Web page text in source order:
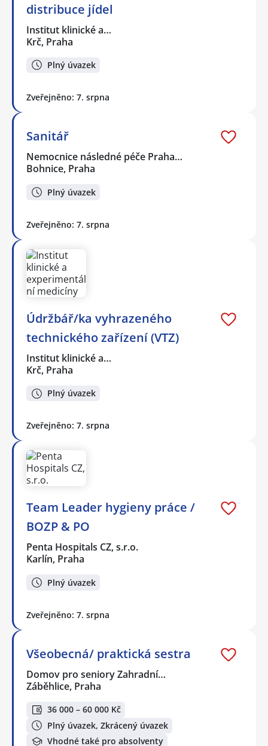
distribuce jídel
Institut klinické a…
Krč, Praha
Plný úvazek
Zveřejněno: 7. srpna
Sanitář
Nemocnice následné péče Praha…
Bohnice, Praha
Plný úvazek
Zveřejněno: 7. srpna
Údržbář/ka vyhrazeného
technického zařízení (VTZ)
Institut klinické a…
Krč, Praha
Plný úvazek
Zveřejněno: 7. srpna
Team Leader hygieny práce /
BOZP & PO
Penta Hospitals CZ, s.r.o.
Karlín, Praha
Plný úvazek
Zveřejněno: 7. srpna
Všeobecná/ praktická sestra
Domov pro seniory Zahradní…
Záběhlice, Praha
36 000 – 60 000 Kč
Plný úvazek, Zkrácený úvazek
Vhodné také pro absolventy